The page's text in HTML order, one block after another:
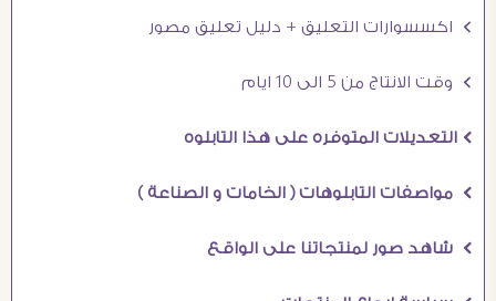
Ö اكسسوارات التعليق + دليل تعليق مصور
Ö وقت الانتاج من 5 الى 10 ايام
Ö التعديلات المتوفره على هذا التابلوه
Ö مواصفات التابلوهات ( الخامات و الصناعة )
Ö شاهد صور لمنتجاتنا على الواقع